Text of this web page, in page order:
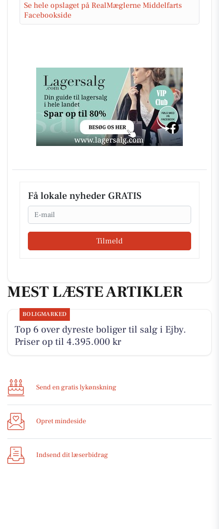
Se hele opslaget på RealMæglerne Middelfarts
Facebookside
Få lokale nyheder GRATIS
Email
Tilmeld
MEST LÆSTE ARTIKLER
BOLIGMARKED
Top 6 over dyreste boliger til salg i Ejby.
Priser op til 4.395.000 kr
Send en gratis lykønskning
Opret mindeside
Indsend dit læserbidrag